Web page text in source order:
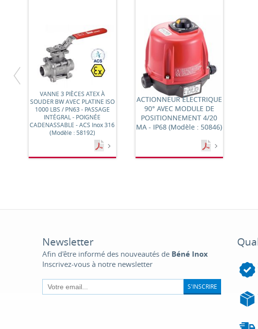
VANNE 3 PIÈCES ATEX À
SOUDER BW AVEC PLATINE ISO
1000 LBS / PN63 - PASSAGE
INTÉGRAL - POIGNÉE
CADENASSABLE - ACS Inox 316
(Modèle : 58192)
ACTIONNEUR ÉLECTRIQUE
90° AVEC MODULE DE
POSITIONNEMENT 4/20
MA - IP68 (Modèle : 50846)
Newsletter
Afin d'être informé des nouveautés de Béné Inox
Inscrivez-vous à notre newsletter
S'INSCRIRE